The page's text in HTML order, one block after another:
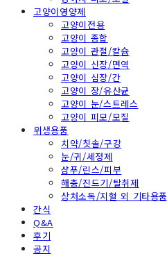
고양이영양제
고양이전용
고양이 종합
고양이 관절/칼슘
고양이 신장/면역
고양이 심장/간
고양이 장/유산균
고양이 눈/스트레스
고양이 피모/모질
위생용품
치약/칫솔/구강
눈/귀/세정제
샴푸/린스/피부
해충/진드기/탈취제
상처소독/지혈 외 기타용품
간식
Q&A
후기
공지